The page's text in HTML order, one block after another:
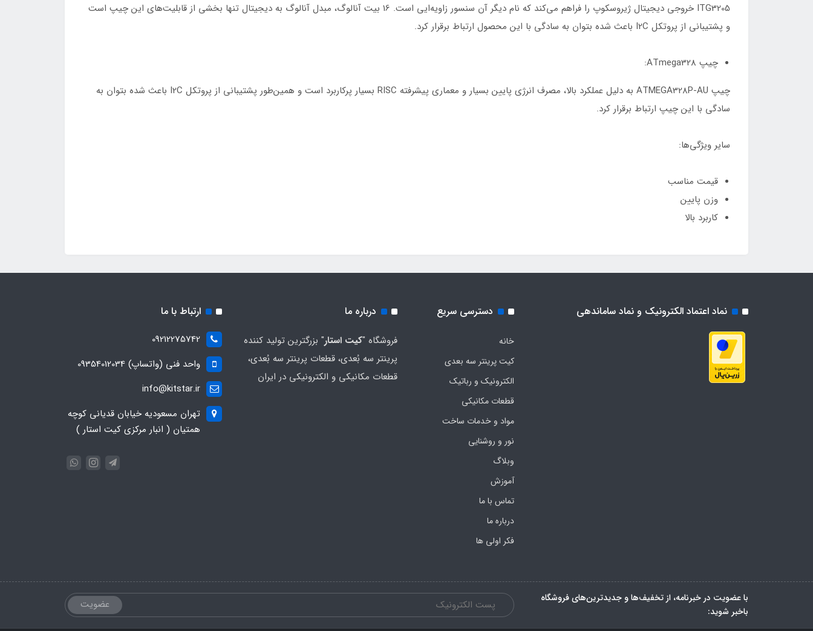
ITG3205 خروجی دیجیتال ژیروسکوپ را فراهم می‌کند که نام دیگر آن سنسور زاویه‌ایی است. 16 بیت آنالوگ، مبدل آنالوگ به دیجیتال تنها بخشی از قابلیت‌های این چیپ است
و پشتیبانی از پروتکل I2C باعث شده بتوان به سادگی با این محصول ارتباط برقرار کرد.
چیپ ATmega328:
چیپ ATMEGA328P-AU به دلیل عملکرد بالا، مصرف انرژی پایین بسیار و معماری پیشرفته RISC بسیار پرکاربرد است و همین‌طور پشتیبانی از پروتکل I2C باعث شده بتوان به
سادگی با این چیپ ارتباط برقرار کرد.
سایر ویژگی‌ها:
قیمت مناسب
وزن پایین
کاربرد بالا
نماد اعتماد الکترونیک و نماد ساماندهی دسترسی سریع
خانه
کیت پرینتر سه بعدی
الکترونیک و رباتیک
قطعات مکانیکی
مواد و خدمات ساخت
نور و روشنایی
وبلاگ
آموزش
تماس با ما
درباره ما
فکر اولی ها
درباره ما
فروشگاه "کیت استار" بزرگترین تولید کننده
پرینتر سه بُعدی، قطعات پرینتر سه بُعدی،
قطعات مکانیکی و الکترونیکی در ایران
ارتباط با ما
09212275742
واحد فنی (واتساپ) 09354012034
info@kitstar.ir
تهران مسعودیه خیابان قدیانی کوچه
همتیان ( انبار مرکزی کیت استار )
با عضویت در خبرنامه، از تخفیف‌ها و جدیدترین‌های فروشگاه
باخبر شوید:
عضویت